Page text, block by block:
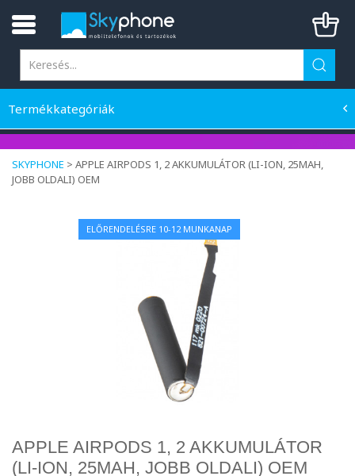
Termékkategóriák
SKYPHONE > APPLE AIRPODS 1, 2 AKKUMULÁTOR (LI-ION, 25MAH,
JOBB OLDALI) OEM
ELŐRENDELÉSRE 10-12 MUNKANAP
APPLE AIRPODS 1, 2 AKKUMULÁTOR
(LI-ION, 25MAH, JOBB OLDALI) OEM